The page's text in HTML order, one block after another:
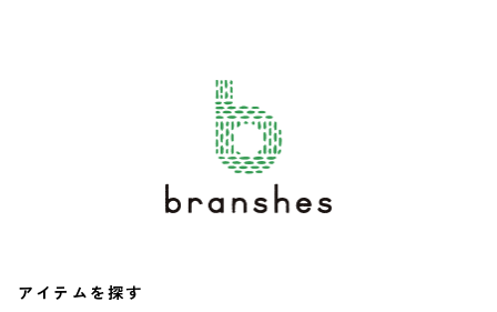
アイテムを探す